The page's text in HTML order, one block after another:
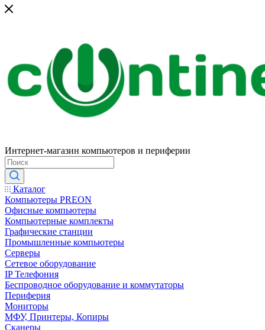
Интернет-магазин компьютеров и периферии
Каталог
Компьютеры PREON
Офисные компьютеры
Компьютерные комплекты
Графические станции
Промышленные компьютеры
Серверы
Сетевое оборудование
IP Телефония
Беспроводное оборудование и коммутаторы
Периферия
Мониторы
МФУ, Принтеры, Копиры
Сканеры